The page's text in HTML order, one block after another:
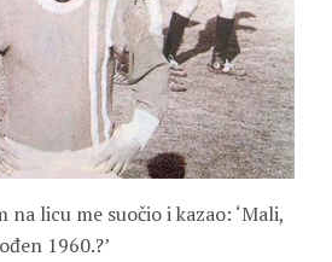
na licu me suočio i kazao: ‘Mali,
1960.?’